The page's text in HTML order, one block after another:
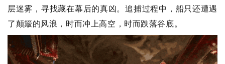
层迷雾，寻找藏在幕后的真凶。追捕过程中，船只还遭遇
了颠簸的风浪，时而冲上高空，时而跌落谷底。